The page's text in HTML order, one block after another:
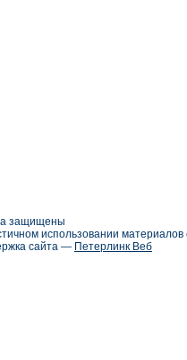
защищены
использовании
сайта — Петерлинк Веб